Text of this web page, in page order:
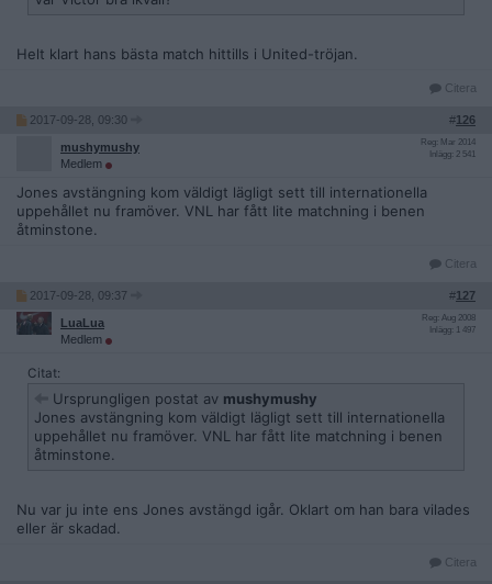
Helt klart hans bästa match hittills i United-tröjan.
Citera
2017-09-28, 09:30 #126
mushymushy
Medlem
Reg: Mar 2014
Inlägg: 2 541
Jones avstängning kom väldigt lägligt sett till internationella
uppehållet nu framöver. VNL har fått lite matchning i benen
åtminstone.
Citera
2017-09-28, 09:37 #127
LuaLua
Medlem
Reg: Aug 2008
Inlägg: 1 497
Citat:
Ursprungligen postat av mushymushy
Jones avstängning kom väldigt lägligt sett till internationella
uppehållet nu framöver. VNL har fått lite matchning i benen
åtminstone.
Nu var ju inte ens Jones avstängd igår. Oklart om han bara vilades
eller är skadad.
Citera